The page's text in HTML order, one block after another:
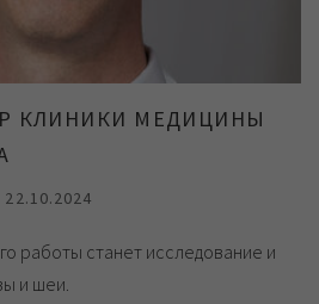
КЛИНИКИ МЕДИЦИНЫ
работы станет исследование и
и шеи.